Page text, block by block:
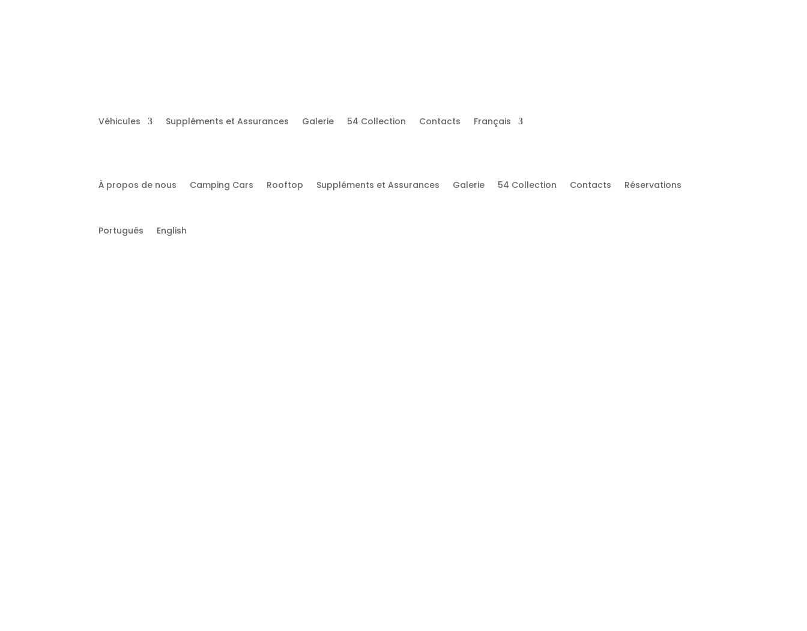
Véhicules Suppléments et Assurances Galerie 54 Collection Contacts Français
À propos de nous Camping Cars Rooftop Suppléments et Assurances Galerie 54 Collection Contacts Réservations
Português English